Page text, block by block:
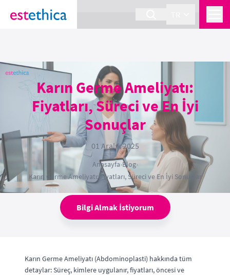
section Service {
Karın Germe Ameliyatı:
Fiyatları, Süreci ve En İyi
Sonuçlar
01 Aralık 2025
Anasayfa›Blog›
Karın Germe Ameliyatı: Fiyatları, Süreci ve En İyi Sonuçlar
Bilgi Almak İstiyorum
Karın Germe Ameliyatı (Abdominoplasti) hakkında tüm
detaylar: Süreç, kimlere uygulanır, fiyatları, öncesi ve